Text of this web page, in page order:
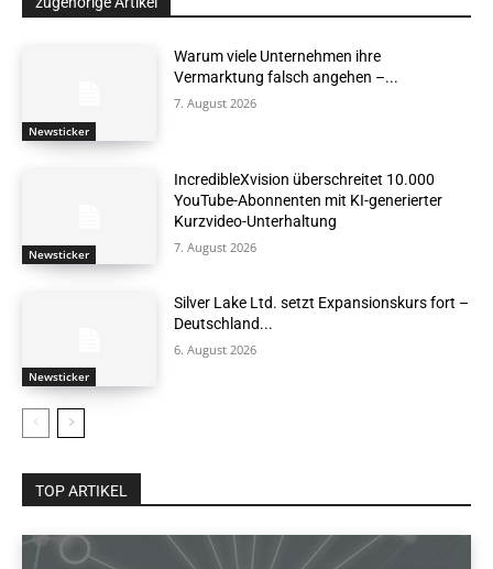
Newsticker
Warum viele Unternehmen ihre
Vermarktung falsch angehen –...
7. August 2026
Newsticker
IncredibleXvision überschreitet 10.000
YouTube-Abonnenten mit KI-generierter
Kurzvideo-Unterhaltung
7. August 2026
Newsticker
Silver Lake Ltd. setzt Expansionskurs fort –
Deutschland...
6. August 2026
TOP ARTIKEL